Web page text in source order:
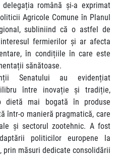
română și-a exprimat
Agricole Comune în Planul
subliniind că o astfel de
fermierilor și ar afecta
în condițiile în care este
sănătoase.
Senatului au evidențiat
între inovație și tradiție,
dietă mai bogată în produse
într-o manieră pragmatică, care
și sectorul zootehnic. A fost
politicilor europene la
măsuri dedicate consolidării